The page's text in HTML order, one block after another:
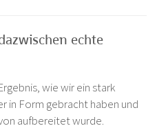
echte
wie wir ein stark
in Form gebracht haben und
aufbereitet wurde.